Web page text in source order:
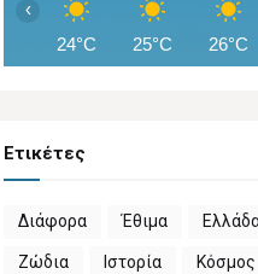
24°C 25°C 26°C
‹
Ετικέτες
Διάφορα Έθιμα
Ζώδια Ιστορία Κόσμος